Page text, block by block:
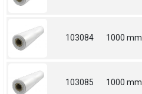
103084 1000 mm
103085 1000 mm